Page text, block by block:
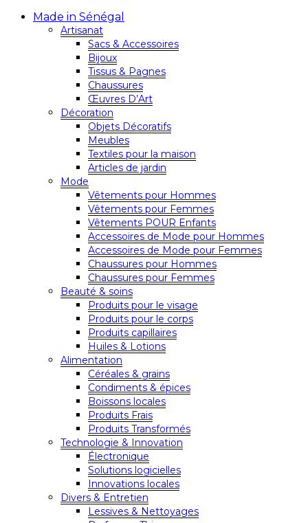
Made in Sénégal
Artisanat
Sacs & Accessoires
Bijoux
Tissus & Pagnes
Chaussures
Œuvres D’Art
Décoration
Objets Décoratifs
Meubles
Textiles pour la maison
Articles de jardin
Mode
Vêtements pour Hommes
Vêtements pour Femmes
Vêtements POUR Enfants
Accessoires de Mode pour Hommes
Accessoires de Mode pour Femmes
Chaussures pour Hommes
Chaussures pour Femmes
Beauté & soins
Produits pour le visage
Produits pour le corps
Produits capillaires
Huiles & Lotions
Alimentation
Céréales & grains
Condiments & épices
Boissons locales
Produits Frais
Produits Transformés
Technologie & Innovation
Électronique
Solutions logicielles
Innovations locales
Divers & Entretien
Lessives & Nettoyages